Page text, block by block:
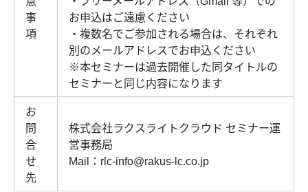
事
項
お申込はご遠慮ください
・複数名でご参加される場合は、それぞれ
別のメールアドレスでお申込ください
※本セミナーは過去開催した同タイトルの
セミナーと同じ内容になります
お
問
合
せ
先
株式会社ラクスライトクラウド セミナー運
営事務局
Mail：rlc-info@rakus-lc.co.jp